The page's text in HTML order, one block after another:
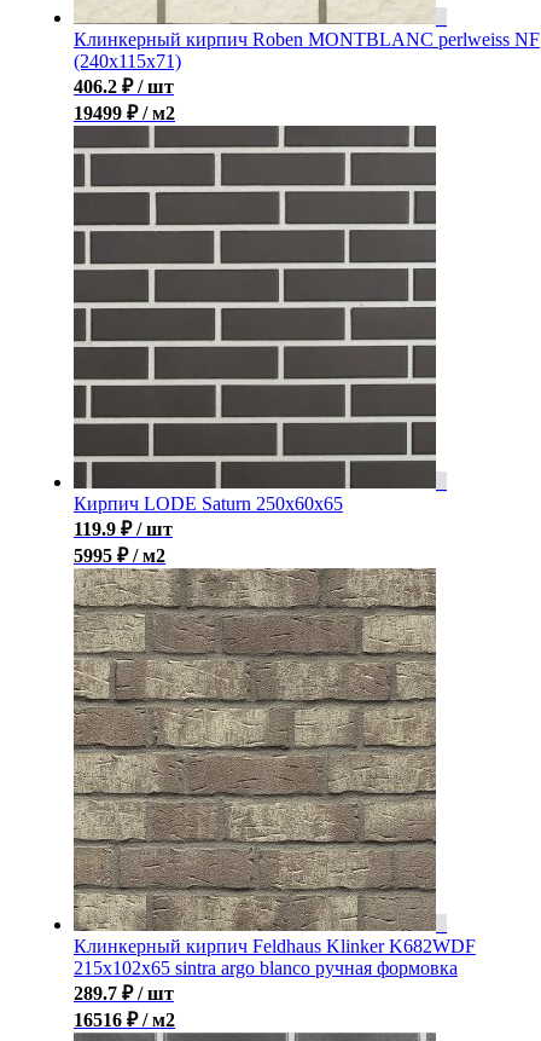
Клинкерный кирпич Roben MONTBLANC perlweiss NF
(240x115x71)
406.2 ₽ / шт
19499 ₽ / м2
Кирпич LODE Saturn 250x60x65
119.9 ₽ / шт
5995 ₽ / м2
Клинкерный кирпич Feldhaus Klinker K682WDF
215x102x65 sintra argo blanco ручная формовка
289.7 ₽ / шт
16516 ₽ / м2